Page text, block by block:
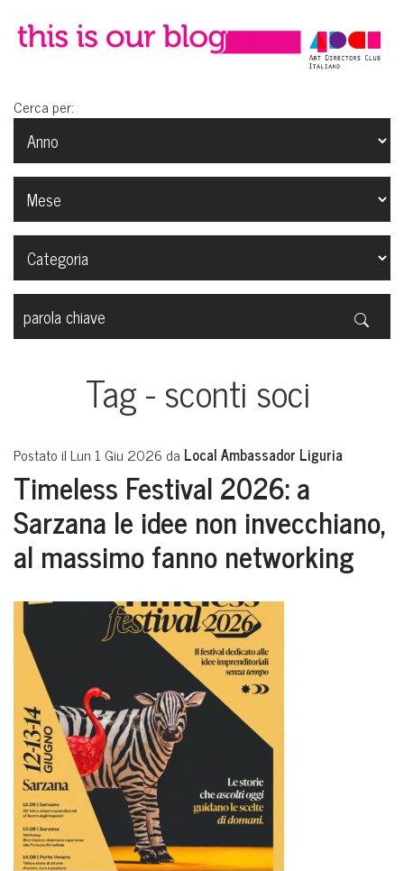
Cerca per:
Tag - sconti soci
Postato il Lun 1 Giu 2026 da Local Ambassador Liguria
Timeless Festival 2026: a
Sarzana le idee non invecchiano,
al massimo fanno networking